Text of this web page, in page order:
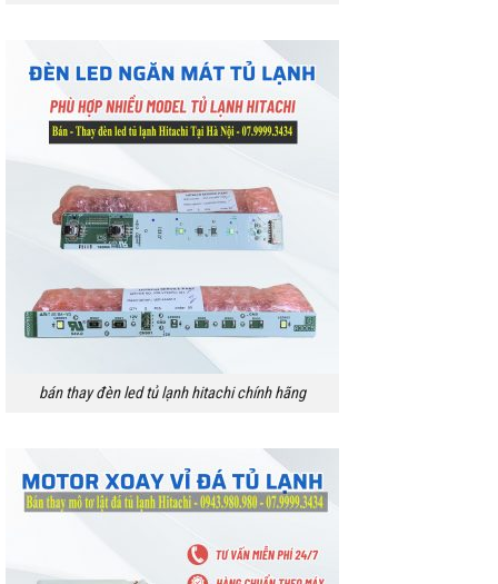
bán thay đèn led tủ lạnh hitachi chính hãng